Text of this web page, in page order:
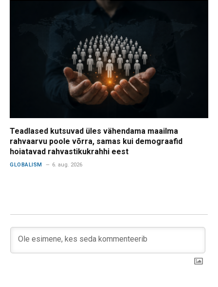
Teadlased kutsuvad üles vähendama maailma
rahvaarvu poole võrra, samas kui demograafid
hoiatavad rahvastikukrahhi eest
GLOBALISM 6. aug. 2026